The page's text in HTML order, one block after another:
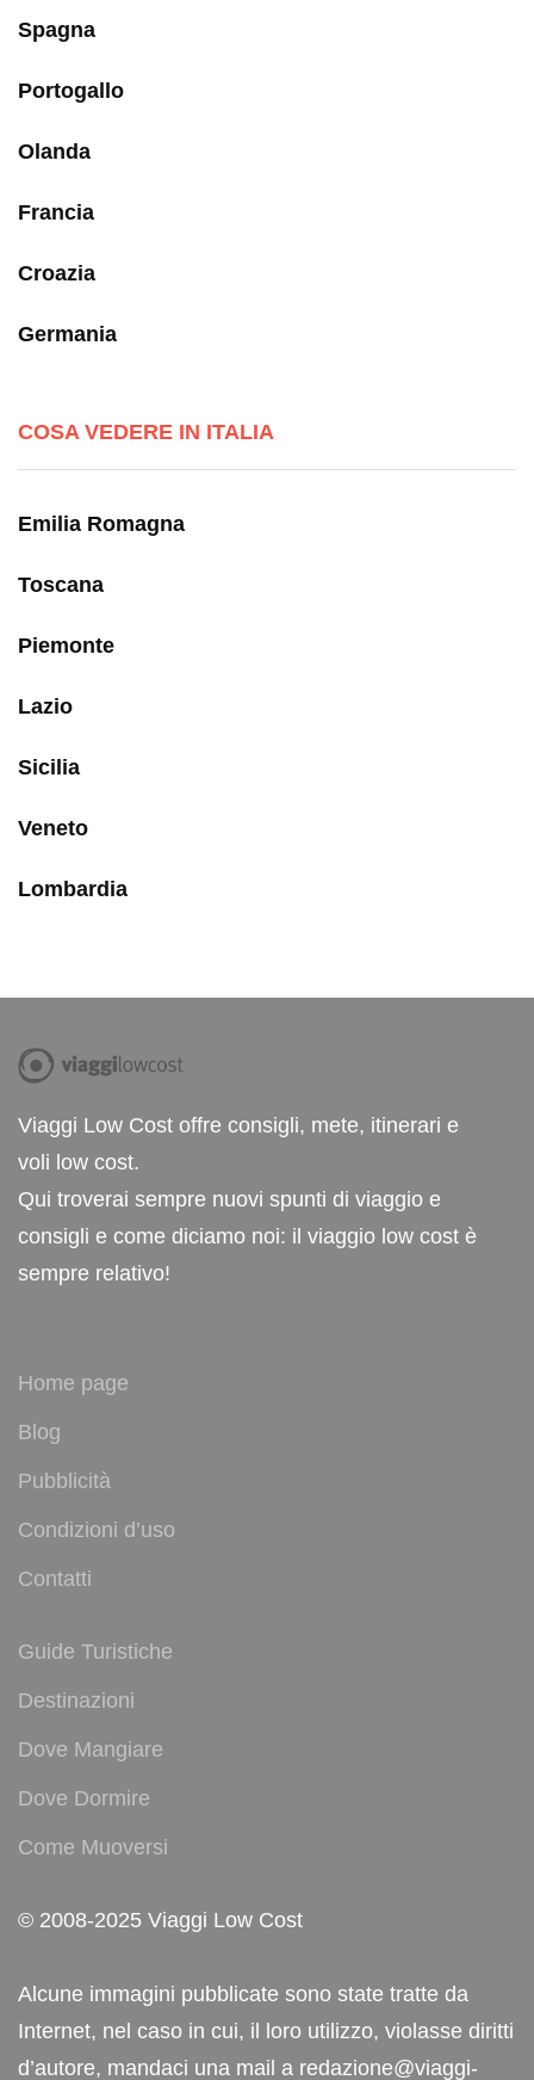
Spagna
Portogallo
Olanda
Francia
Croazia
Germania
COSA VEDERE IN ITALIA
Emilia Romagna
Toscana
Piemonte
Lazio
Sicilia
Veneto
Lombardia
Viaggi Low Cost offre consigli, mete, itinerari e
voli low cost.
Qui troverai sempre nuovi spunti di viaggio e
consigli e come diciamo noi: il viaggio low cost è
sempre relativo!
Home page
Blog
Pubblicità
Condizioni d’uso
Contatti
Guide Turistiche
Destinazioni
Dove Mangiare
Dove Dormire
Come Muoversi
© 2008-2025 Viaggi Low Cost
Alcune immagini pubblicate sono state tratte da
Internet, nel caso in cui, il loro utilizzo, violasse diritti
d’autore, mandaci una mail a redazione@viaggi-